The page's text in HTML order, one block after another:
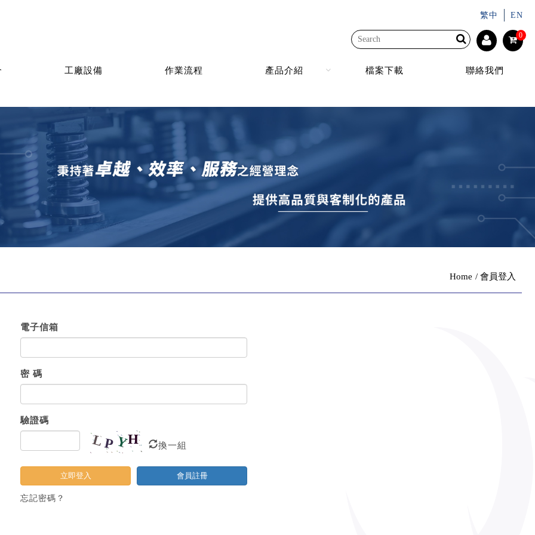
繁中 EN
0
工廠設備 作業流程 產品介紹 檔案下載 聯絡我們
Home 會員登入
電子信箱
密 碼
驗證碼
換一組
立即登入 會員註冊
忘記密碼？